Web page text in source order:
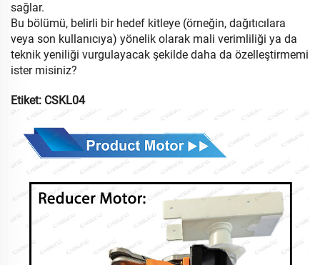
sağlar.
Bu bölümü, belirli bir hedef kitleye (örneğin, dağıtıcılara
veya son kullanıcıya) yönelik olarak mali verimliliği ya da
teknik yeniliği vurgulayacak şekilde daha da özelleştirmemi
ister misiniz?
Etiket: CSKL04